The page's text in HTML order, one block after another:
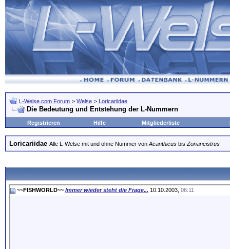
L-Welse.com Forum > Welse > Loricariidae
Die Bedeutung und Entstehung der L-Nummern
Registrieren Hilfe Mitgliederliste
Loricariidae Alle L-Welse mit und ohne Nummer von Acanthicus bis Zonancistrus
~~FISHWORLD~~ Immer wieder steht die Frage... 10.10.2003, 06:11